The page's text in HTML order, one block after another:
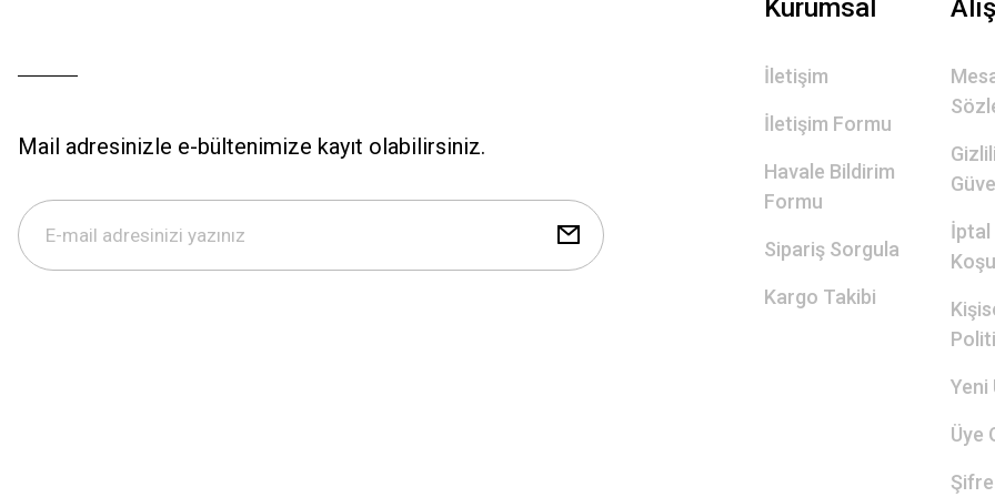
Mail adresinizle e-bültenimize kayıt olabilirsiniz.
Kurumsal
İletişim
İletişim Formu
Havale Bildirim
Formu
Sipariş Sorgula
Kargo Takibi
İptal
Yeni
Üye